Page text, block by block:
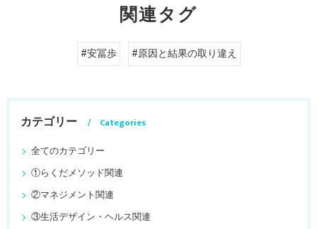
関連タグ
#安冨歩 #原因と結果の取り違え
カテゴリー
Categories
全てのカテゴリー
①らくだメソッド関連
②マネジメント関連
③生活デザイン・ヘルス関連